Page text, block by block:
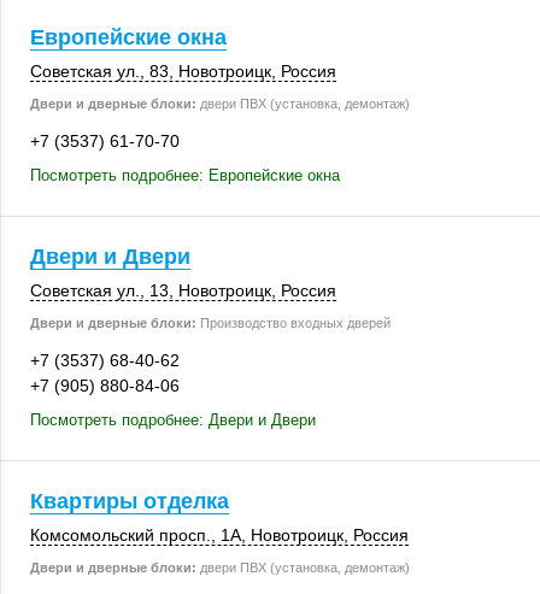
Европейские окна
Советская ул., 83 Новотроицк Россия
Двери и дверные блоки: двери ПВХ (установка, демонтаж)
+7 (3537) 61-70-70
Посмотреть подробнее: Европейские окна
Двери и Двери
Советская ул., 13 Новотроицк Россия
Двери и дверные блоки: Производство входных дверей
+7 (3537) 68-40-62
+7 (905) 880-84-06
Посмотреть подробнее: Двери и Двери
Квартиры отделка
Комсомольский просп., 1А, Новотроицк Россия
Двери и дверные блоки: двери ПВХ (установка, демонтаж)